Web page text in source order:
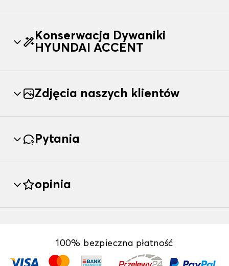
Konserwacja Dywaniki
HYUNDAI ACCENT
Zdjęcia naszych klientów
Pytania
opinia
100% bezpieczna płatność